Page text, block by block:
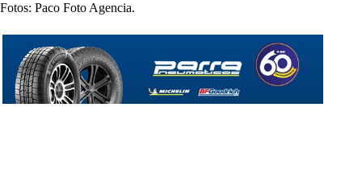
Fotos: Paco Foto Agencia.